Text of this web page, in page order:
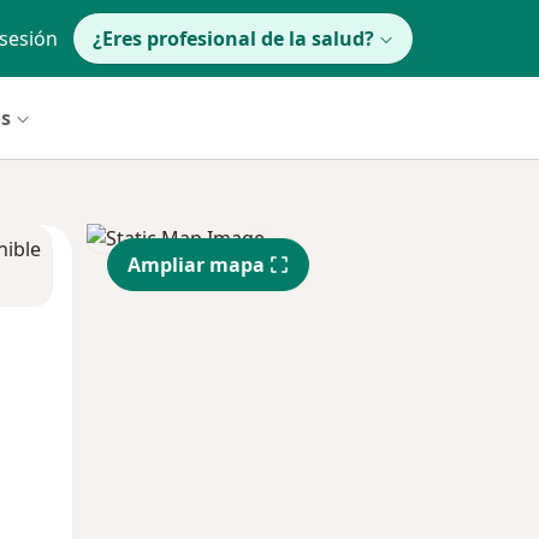
¿Eres profesional de la salud?
Ampliar mapa